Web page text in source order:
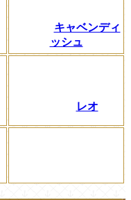
キャベンディ
ッシュ
レオ